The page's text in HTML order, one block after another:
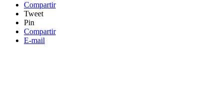
Compartir
Tweet
Pin
Compartir
E-mail